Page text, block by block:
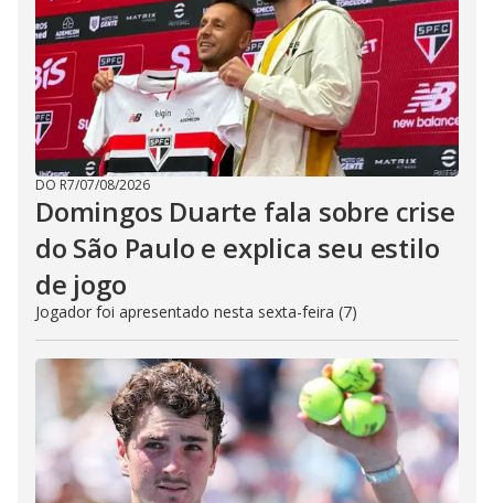
DO R7/07/08/2026
Domingos Duarte fala sobre crise
do São Paulo e explica seu estilo
de jogo
Jogador foi apresentado nesta sexta-feira (7)